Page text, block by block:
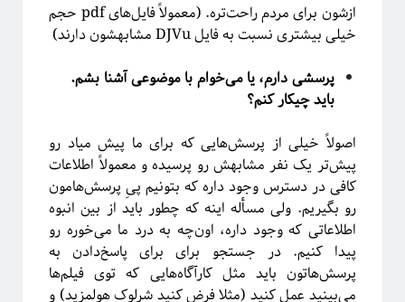
آیا فیزیک می‌تواند شبکه‌های اجتماعی را مدل‌سازی کند؟
برچسب‌ها
ازشون برای مردم راحت‌تره. (معمولاً فایل‌های pdf حجم
خیلی بیشتری نسبت به فایل DJVu مشابهشون دارند)
پرسشی دارم، یا می‌خوام با موضوعی آشنا بشم.
باید چیکار کنم؟
اصولاً خیلی از پرسش‌هایی که برای ما پیش‌ میاد رو
پیش‌تر یک نفر مشابهش رو پرسیده و معمولاً اطلاعات
کافی در دسترس وجود داره که بتونیم پیِ پرسش‌هامون
رو بگیریم. ولی مسأله اینه که چطور باید از بین انبوه
اطلاعاتی که وجود داره،‌ اون‌چه به درد ما می‌خوره رو
پیدا کنیم. در جستجو برای برای پاسخ‌دادن به
پرسش‌هاتون باید مثل کارآگاه‌‌هایی که توی فیلم‌ها
می‌بینید عمل کنید (مثلا فرض کنید شرلوک هولمز‌ید) و